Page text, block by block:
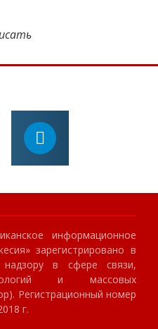
информационное
зарегистрировано в
в сфере связи,
и массовых
Регистрационный номер
г.